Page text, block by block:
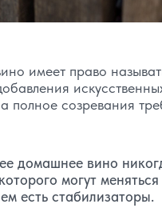
имеет право
полное созревания
домашнее вино
могут
есть стабилизаторы.